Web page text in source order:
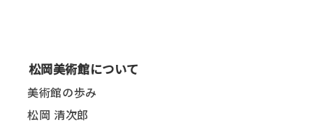
松岡美術館について
美術館の歩み
松岡 清次郎